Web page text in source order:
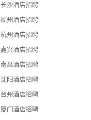
长沙酒店招聘
福州酒店招聘
杭州酒店招聘
嘉兴酒店招聘
南昌酒店招聘
沈阳酒店招聘
台州酒店招聘
厦门酒店招聘